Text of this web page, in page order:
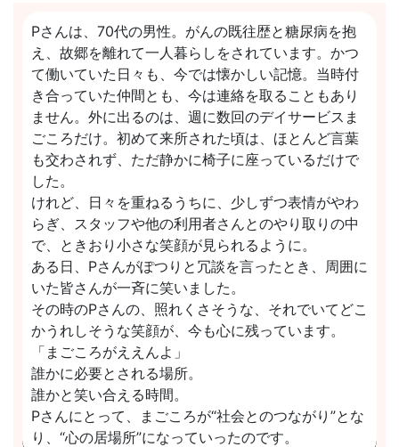
Pさんは、70代の男性。がんの既往歴と糖尿病を抱
え、故郷を離れて一人暮らしをされています。かつ
て働いていた日々も、 今では懐かしい記憶。当時付
き合っていた仲間とも、 今は連絡を取ることもあり
ません。外に出るのは、 週に数回のデイサービスま
ごころだけ。初めて来所された頃は、 ほとんど言葉
も交わされず、ただ静かに椅子に座っているだけで
した。
けれど、日々を重ねるうちに、少しずつ表情がやわ
らぎ、スタッフや他の利用者さんとのやり取りの中
で、ときおり小さな笑顔が見られるように。
ある日、Pさんがぽつりと冗談を言ったとき、周囲に
いた皆さんが一斉に笑いました。
その時のPさんの、照れくさそうな、それでいてどこ
かうれしそう な笑顔が、今も心に残っています。
「まごころがええんよ」
誰かに必要とされる場所。
誰かと笑い合える時間。
Pさんにとって、まごころが“社会とのつながり”とな
り、“心の居場所”になっていったのです。